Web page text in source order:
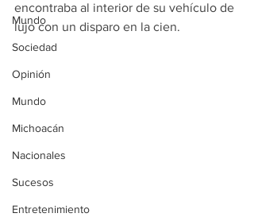
Mundo
Sociedad
Opinión
Mundo
Michoacán
Nacionales
Sucesos
Entretenimiento
encontraba al interior de su vehículo de
lujo con un disparo en la cien.